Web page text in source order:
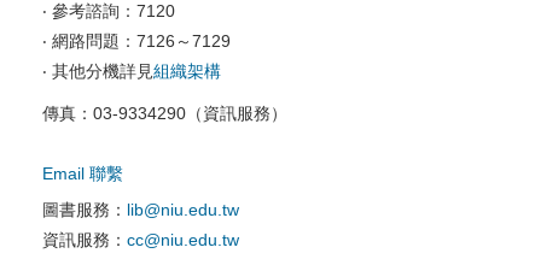
資訊服務申請
‧ 參考諮詢：7120
‧ 網路問題：7126～7129
‧ 其他分機詳見組織架構
傳真：03-9334290（資訊服務）
Email 聯繫
圖書服務： lib@niu.edu.tw
資訊服務： cc@niu.edu.tw